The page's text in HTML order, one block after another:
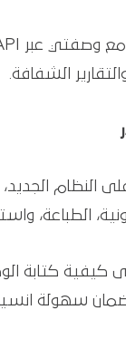
الشفافة.
النظام
الطباعة،